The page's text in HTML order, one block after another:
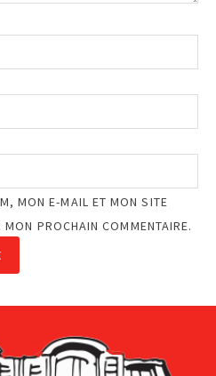
MON E-MAIL ET MON SITE
PROCHAIN COMMENTAIRE.